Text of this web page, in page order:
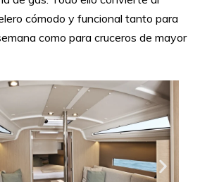
cómodo y funcional tanto para
como para cruceros de mayor